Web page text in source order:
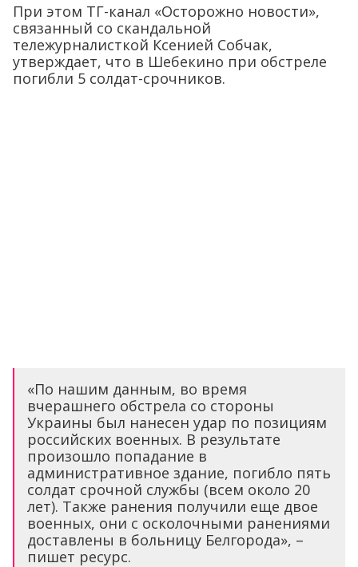
При этом ТГ-канал «Осторожно новости»,
связанный со скандальной
тележурналисткой Ксенией Собчак,
утверждает, что в Шебекино при обстреле
погибли 5 солдат-срочников.
«По нашим данным, во время
вчерашнего обстрела со стороны
Украины был нанесен удар по позициям
российских военных. В результате
произошло попадание в
административное здание, погибло пять
солдат срочной службы (всем около 20
лет). Также ранения получили еще двое
военных, они с осколочными ранениями
доставлены в больницу Белгорода», –
пишет ресурс.